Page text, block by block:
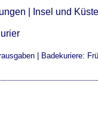
Insel und Küste
| Badekuriere: